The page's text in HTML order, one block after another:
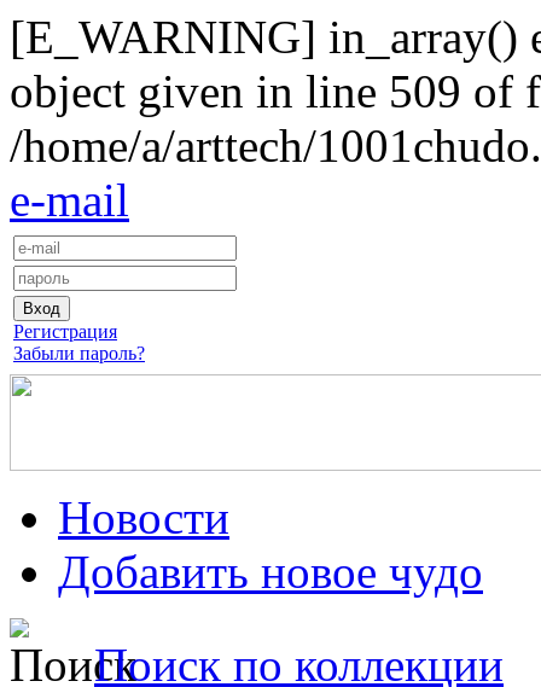
[E_WARNING] in_array()
object given in line 509 of
/home/a/arttech/
e-mail
Регистрация
Забыли пароль?
Новости
Добавить новое чудо
Поиск по коллекции